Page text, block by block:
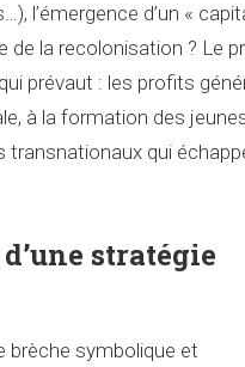
l’émergence d’un «
de la recolonisation ? Le
prévaut : les profits
à la formation des
transnationaux qui
stratégie
brèche symbolique et